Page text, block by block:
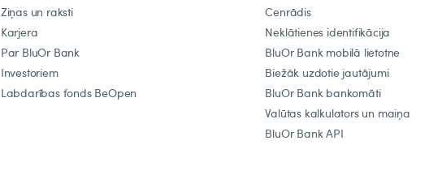
Ziņas un raksti
Karjera
Par BluOr Bank
Investoriem
Labdarības fonds BeOpen
Cenrādis
Neklātienes identifikācija
BluOr Bank mobilā lietotne
Biežāk uzdotie jautājumi
BluOr Bank bankomāti
Valūtas kalkulators un maiņa
BluOr Bank API